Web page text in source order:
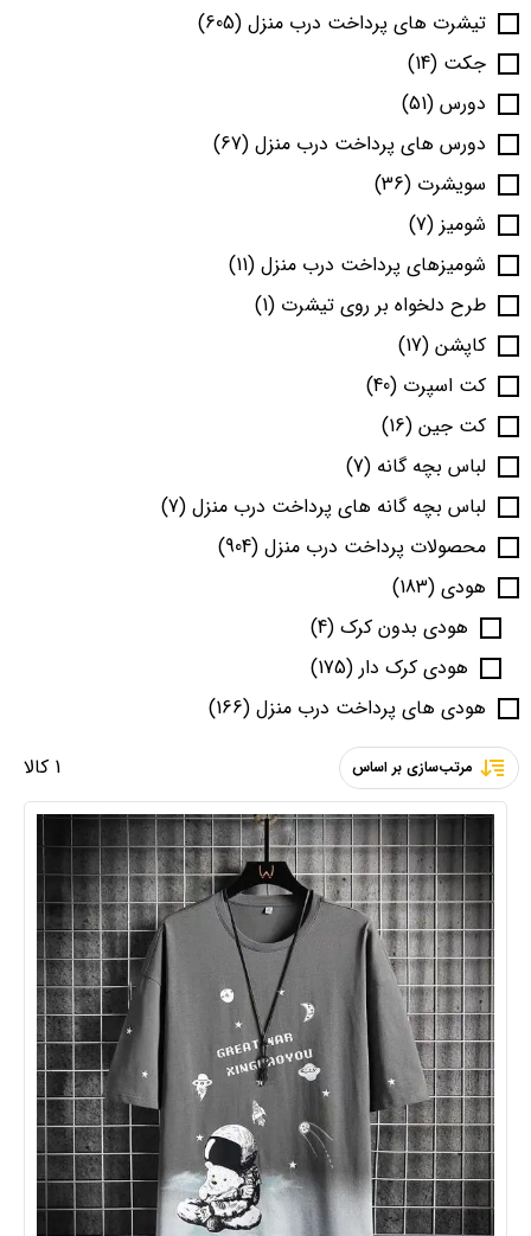
تیشرت های پرداخت درب منزل (605)
جکت (14)
دورس (51)
دورس های پرداخت درب منزل (67)
سویشرت (36)
شومیز (7)
شومیزهای پرداخت درب منزل (11)
طرح دلخواه بر روی تیشرت (1)
کاپشن (17)
کت اسپرت (40)
کت جین (16)
لباس بچه گانه (7)
لباس بچه گانه های پرداخت درب منزل (7)
محصولات پرداخت درب منزل (904)
هودی (183)
هودی بدون کرک (4)
هودی کرک دار (175)
هودی های پرداخت درب منزل (166)
1 کالا
مرتب‌سازی بر اساس